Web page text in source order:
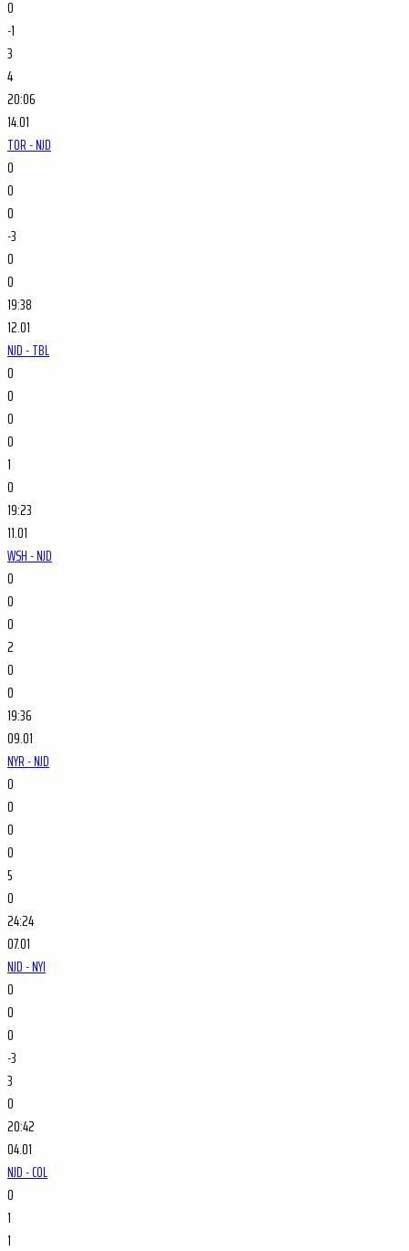
0
-1
3
4
20:06
14.01
TOR - NJD
0
0
0
-3
0
0
19:38
12.01
NJD - TBL
0
0
0
0
1
0
19:23
11.01
WSH - NJD
0
0
0
2
0
0
19:36
09.01
NYR - NJD
0
0
0
0
5
0
24:24
07.01
NJD - NYI
0
0
0
-3
3
0
20:42
04.01
NJD - COL
0
1
1